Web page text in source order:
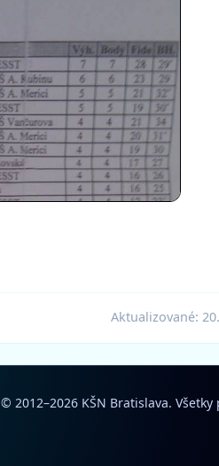
Aktualizované:
© 2012–2026 KŠN Bratislava.